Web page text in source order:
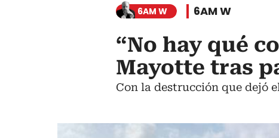
6AM W 6AM W
“No hay qué
Mayotte tras
Con la destrucción que dejó